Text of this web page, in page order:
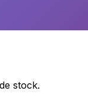
stock.